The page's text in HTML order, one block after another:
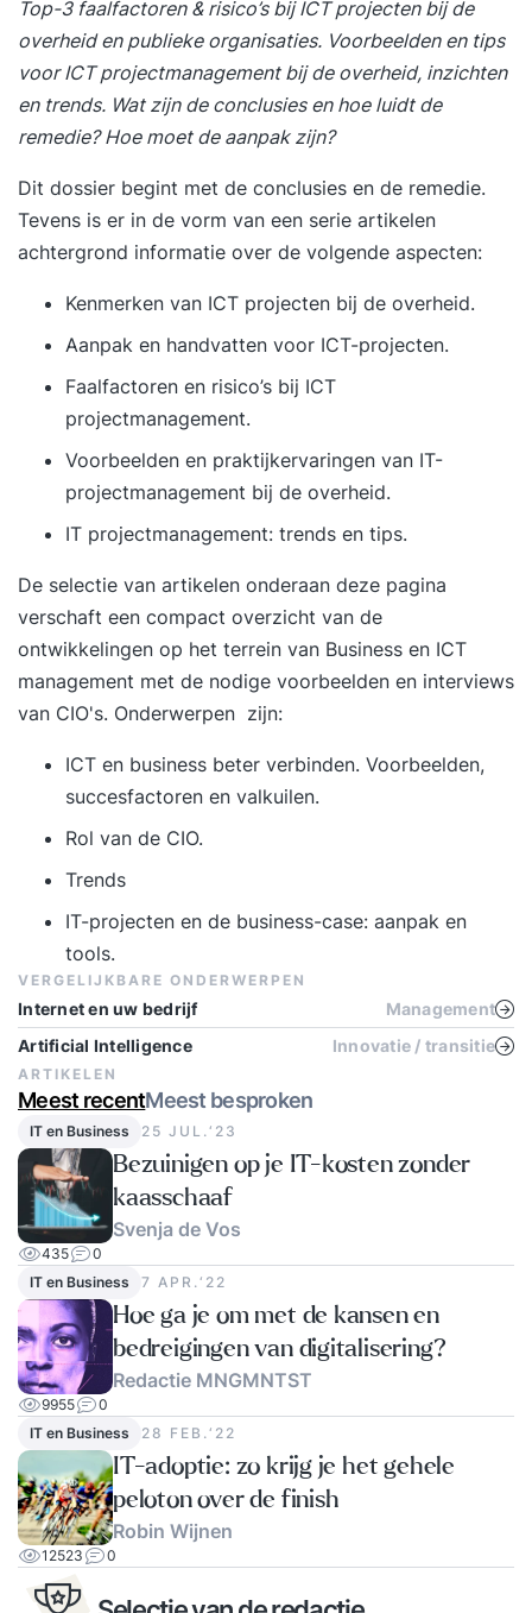
Top-3 faalfactoren & risico’s bij ICT projecten bij de
overheid en publieke organisaties. Voorbeelden en tips
voor ICT projectmanagement bij de overheid, inzichten
en trends. Wat zijn de conclusies en hoe luidt de
remedie? Hoe moet de aanpak zijn?
Dit dossier begint met de conclusies en de remedie.
Tevens is er in de vorm van een serie artikelen
achtergrond informatie over de volgende aspecten:
Kenmerken van ICT projecten bij de overheid.
Aanpak en handvatten voor ICT-projecten.
Faalfactoren en risico’s bij ICT
projectmanagement.
Voorbeelden en praktijkervaringen van IT-
projectmanagement bij de overheid.
IT projectmanagement: trends en tips.
De selectie van artikelen onderaan deze pagina
verschaft een compact overzicht van de
ontwikkelingen op het terrein van Business en ICT
management met de nodige voorbeelden en interviews
van CIO's. Onderwerpen zijn:
ICT en business beter verbinden. Voorbeelden,
succesfactoren en valkuilen.
Rol van de CIO.
Trends
IT-projecten en de business-case: aanpak en
tools.
VERGELIJKBARE ONDERWERPEN
Internet en uw bedrijf
Management
Artificial Intelligence
Innovatie / transitie
ARTIKELEN
Meest recentMeest besproken
IT en Business 25 JUL.‘23
Bezuinigen op je IT-kosten zonder
kaasschaaf
Svenja de Vos
435
0
IT en Business
7 APR.‘22
Hoe ga je om met de kansen en
bedreigingen van digitalisering?
Redactie MNGMNTST
9955
0
IT en Business
28 FEB.‘22
IT-adoptie: zo krijg je het gehele
peloton over de finish
Robin Wijnen
12523 0